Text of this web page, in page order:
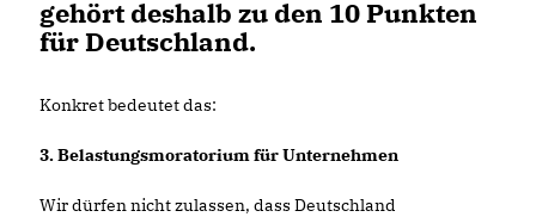
gehört deshalb zu den 10 Punkten
für Deutschland.
Konkret bedeutet das:
3. Belastungsmoratorium für Unternehmen
Wir dürfen nicht zulassen, dass Deutschland